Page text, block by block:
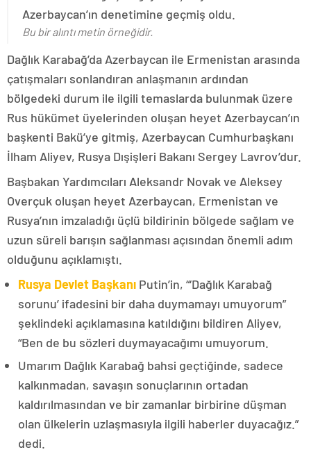
Azerbaycan’ın denetimine geçmiş oldu.
Bu bir alıntı metin örneğidir.
Dağlık Karabağ’da Azerbaycan ile Ermenistan arasında
çatışmaları sonlandıran anlaşmanın ardından
bölgedeki durum ile ilgili temaslarda bulunmak üzere
Rus hükümet üyelerinden oluşan heyet Azerbaycan’ın
başkenti Bakü’ye gitmiş, Azerbaycan Cumhurbaşkanı
İlham Aliyev, Rusya Dışişleri Bakanı Sergey Lavrov’dur.
Başbakan Yardımcıları Aleksandr Novak ve Aleksey
Overçuk oluşan heyet Azerbaycan, Ermenistan ve
Rusya’nın imzaladığı üçlü bildirinin bölgede sağlam ve
uzun süreli barışın sağlanması açısından önemli adım
olduğunu açıklamıştı.
Rusya Devlet Başkanı Putin’in, “‘Dağlık Karabağ
sorunu’ ifadesini bir daha duymamayı umuyorum”
şeklindeki açıklamasına katıldığını bildiren Aliyev,
“Ben de bu sözleri duymayacağımı umuyorum.
Umarım Dağlık Karabağ bahsi geçtiğinde, sadece
kalkınmadan, savaşın sonuçlarının ortadan
kaldırılmasından ve bir zamanlar birbirine düşman
olan ülkelerin uzlaşmasıyla ilgili haberler duyacağız.”
dedi.